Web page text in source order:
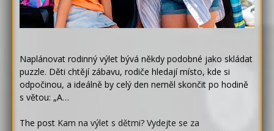
Naplánovat rodinný výlet bývá někdy podobné jako skládat
puzzle. Děti chtějí zábavu, rodiče hledají místo, kde si
odpočinou, a ideálně by celý den neměl skončit po hodině
s větou: „A…
The post Kam na výlet s dětmi? Vydejte se za